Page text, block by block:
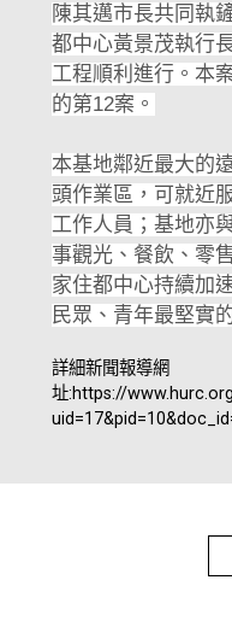
陳其邁市長共同執
都中心黃景茂執行
工程順利進行。本
的第12案。
本基地鄰近最大的
頭作業區，可就近
工作人員；基地亦
事觀光、餐飲、零
家住都中心持續加
民眾、青年最堅實
詳細新聞報導網
址:https://